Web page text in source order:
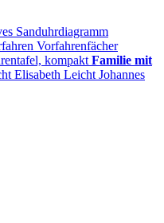
Sanduhrdiagramm
Vorfahrenfächer
kompakt Familie mit
Elisabeth Leicht Johannes